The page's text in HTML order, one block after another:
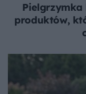
Pielgrzymka
produktów,